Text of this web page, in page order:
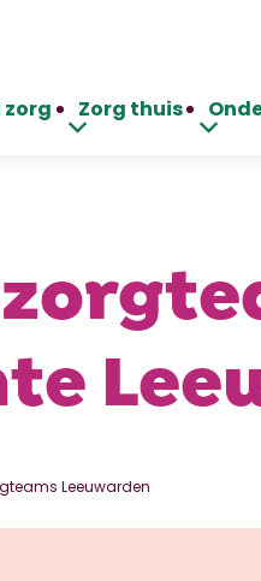
zorg Zorg thuis
Leeuwarden